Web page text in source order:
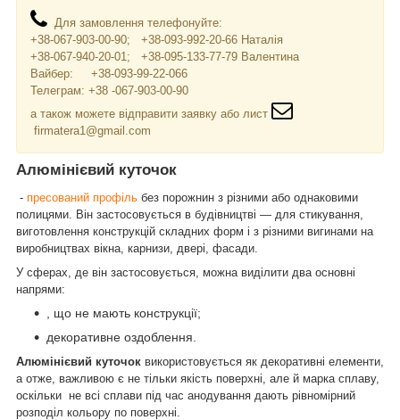
Для замовлення телефонуйте:
+38-067-903-00-90; +38-093-992-20-66 Наталія
+38-067-940-20-01; +38-095-133-77-79 Валентина
Вайбер: +38-093-99-22-066
Телеграм: +38 -067-903-00-90
а також можете відправити заявку або лист
firmatera1@gmail.com
Алюмінієвий куточок
- пресований профіль без порожнин з різними або однаковими
полицями. Він застосовується в будівництві — для стикування,
виготовлення конструкцій складних форм і з різними вигинами на
виробництвах вікна, карнизи, двері, фасади.
У сферах, де він застосовується, можна виділити два основні
напрями:
, що не мають конструкції;
декоративне оздоблення.
Алюмінієвий куточок використовується як декоративні елементи,
а отже, важливою є не тільки якість поверхні, але й марка сплаву,
оскільки не всі сплави під час анодування дають рівномірний
розподіл кольору по поверхні.